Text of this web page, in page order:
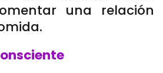
una relación